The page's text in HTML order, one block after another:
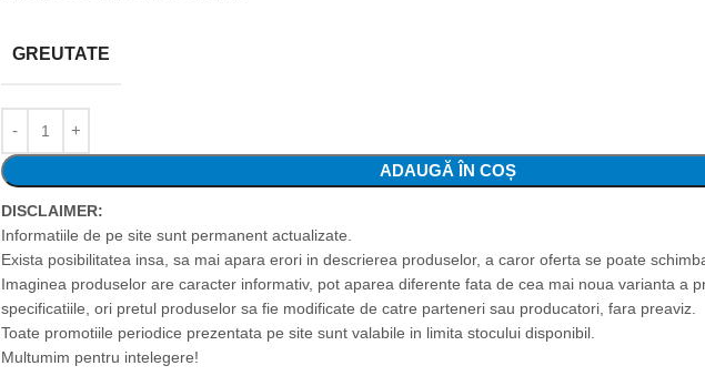
GREUTATE
ADAUGĂ ÎN COȘ
DISCLAIMER:
Informatiile de pe site sunt permanent actualizate.
Exista posibilitatea insa, sa mai apara erori in descrierea produselor, a caror oferta se poate
Imaginea produselor are caracter informativ, pot aparea diferente fata de cea mai noua varianta a
specificatiile, ori pretul produselor sa fie modificate de catre parteneri sau producatori, fara preaviz.
Toate promotiile periodice prezentata pe site sunt valabile in limita stocului disponibil.
Multumim pentru intelegere!